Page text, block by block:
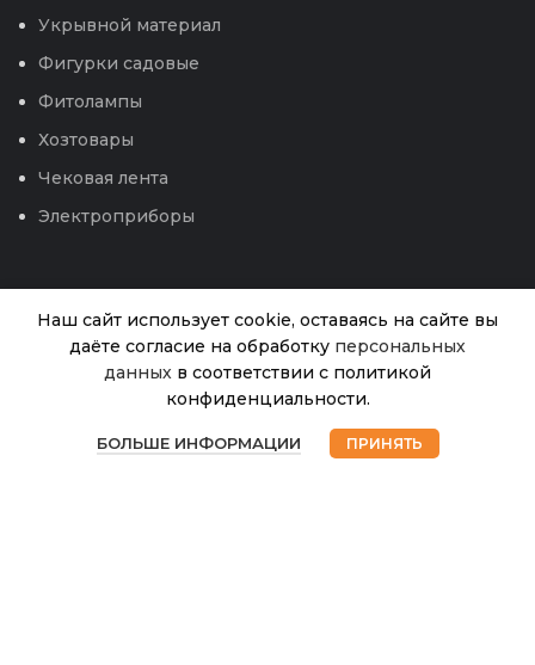
Укрывной материал
Фигурки садовые
Фитолампы
Хозтовары
Чековая лента
Электроприборы
Наш сайт использует cookie, оставаясь на сайте вы
даёте согласие на обработку персональных
данных в соответствии с политикой
конфиденциальности.
БОЛЬШЕ ИНФОРМАЦИИ ПРИНЯТЬ
Перчатки
нейлоновые
белые с
нитриловым
покрытием
924.00₽
наличии
Магазин Избранное Корзина Мой аккаунт